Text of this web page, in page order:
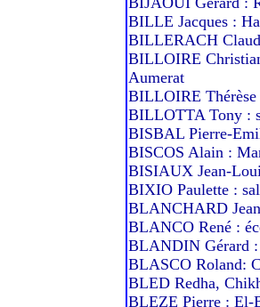
BILLE Jacques :
BILLERACH
BILLOIRE
Aumerat
BILLOIRE
BILLOTTA Tony :
BISBAL Pierre-
BISCOS Alain :
BISIAUX Jean-
BIXIO Paulette :
BLANCHARD
BLANCO René :
BLANDIN Gérard
BLASCO Roland:
BLED Redha,
BLEZE Pierre : El-